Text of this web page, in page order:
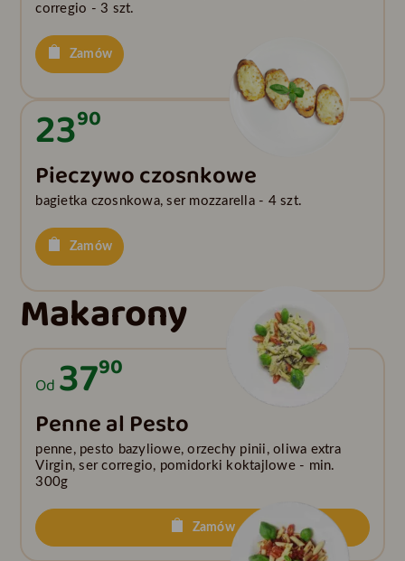
corregio - 3 szt.
Zamów
2390
Pieczywo czosnkowe
bagietka czosnkowa, ser mozzarella - 4 szt.
Zamów
Makarony
Od 3790
Penne al Pesto
penne, pesto bazyliowe, orzechy pinii, oliwa extra
Virgin, ser corregio, pomidorki koktajlowe - min.
300g
Zamów